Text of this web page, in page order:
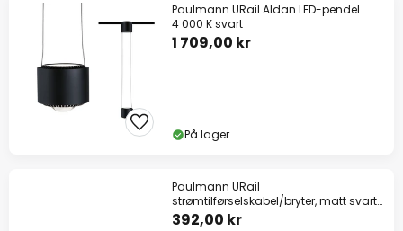
Paulmann URail Aldan LED-pendel
4 000 K svart
1 709,00 kr
På lager
Paulmann URail
strømtilførselskabel/bryter, matt svart,
2,4 m
392,00 kr